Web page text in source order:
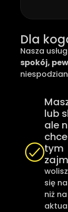
Dla
Nasza
spokój,
lub
ale
tym
się
niż na